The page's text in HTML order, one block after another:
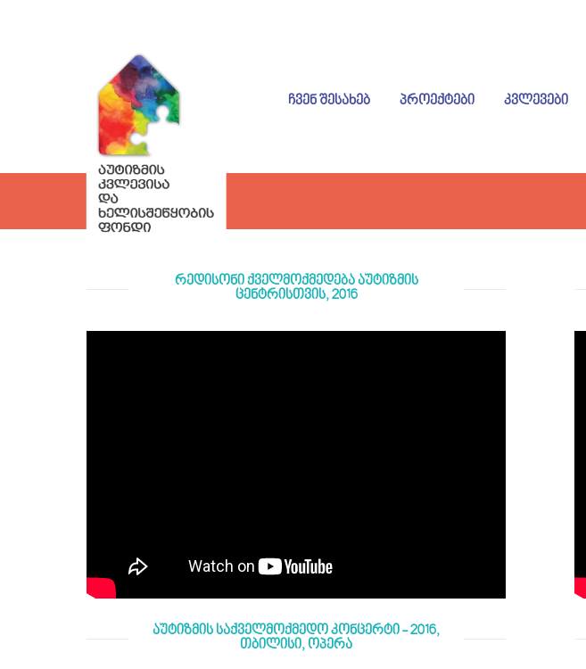
ᲩᲕᲔᲜ ᲨᲔᲡᲐᲮᲔᲑ ᲞᲠᲝᲔᲥᲢᲔᲑᲘ ᲙᲕᲚᲔᲕᲔᲑᲘ
რედისონი ქველმოქმედება აუტიზმის
ცენტრისთვის, 2016
აუტიზმის საქველმოქმედო კონცერტი - 2016,
თბილისი, ოპერა